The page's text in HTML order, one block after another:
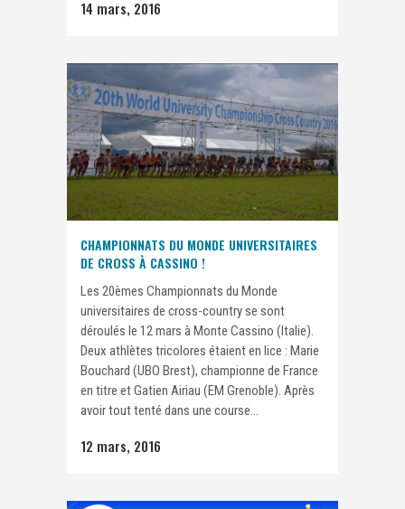
14 mars, 2016
CHAMPIONNATS DU MONDE UNIVERSITAIRES
DE CROSS À CASSINO !
Les 20èmes Championnats du Monde
universitaires de cross-country se sont
déroulés le 12 mars à Monte Cassino (Italie).
Deux athlètes tricolores étaient en lice : Marie
Bouchard (UBO Brest), championne de France
en titre et Gatien Airiau (EM Grenoble). Après
avoir tout tenté dans une course...
12 mars, 2016